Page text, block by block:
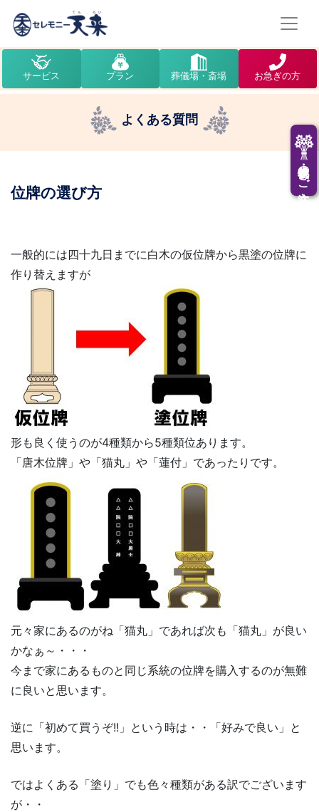
供花・供物のご注文
サービス プラン 葬儀場・斎場 お急ぎの方
よくある質問
位牌の選び方
一般的には四十九日までに白木の仮位牌から黒塗の位牌に
作り替えますが
形も良く使うのが4種類から5種類位あります。
「唐木位牌」や「猫丸」や「蓮付」であったりです。
元々家にあるのがね「猫丸」であれば次も「猫丸」が良い
かなぁ～・・・
今まで家にあるものと同じ系統の位牌を購入するのが無難
に良いと思います。
逆に「初めて買うぞ!!」という時は・・「好みで良い」と
思います。
ではよくある「塗り」でも色々種類がある訳でございます
が・・